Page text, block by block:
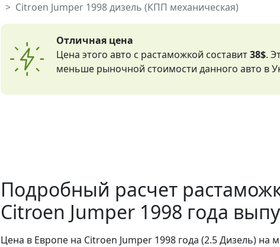
Citroen Jumper 1998 дизель (КПП механическая)
Отличная цена
Цена этого авто с растаможкой составит38$.
меньше рыночной стоимости данного авто в
Подробный расчет
Citroen Jumper 1998 года
Цена в Европе на Citroen Jumper 1998 года (2.5 Дизель) на